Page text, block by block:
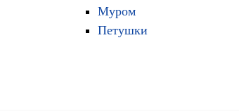
Муром
Петушки